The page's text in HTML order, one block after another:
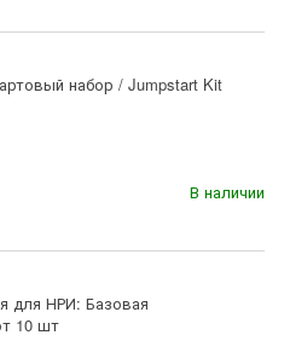
набор / Jumpstart Kit
В наличии
для НРИ: Базовая
10 шт